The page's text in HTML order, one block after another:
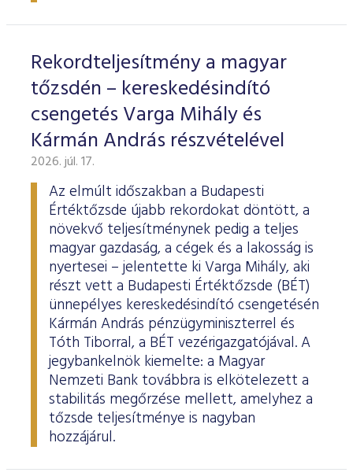
Rekordteljesítmény a magyar
tőzsdén – kereskedésindító
csengetés Varga Mihály és
Kármán András részvételével
2026. júl. 17.
Az elmúlt időszakban a Budapesti
Értéktőzsde újabb rekordokat döntött, a
növekvő teljesítménynek pedig a teljes
magyar gazdaság, a cégek és a lakosság is
nyertesei – jelentette ki Varga Mihály, aki
részt vett a Budapesti Értéktőzsde (BÉT)
ünnepélyes kereskedésindító csengetésén
Kármán András pénzügyminiszterrel és
Tóth Tiborral, a BÉT vezérigazgatójával. A
jegybankelnök kiemelte: a Magyar
Nemzeti Bank továbbra is elkötelezett a
stabilitás megőrzése mellett, amelyhez a
tőzsde teljesítménye is nagyban
hozzájárul.